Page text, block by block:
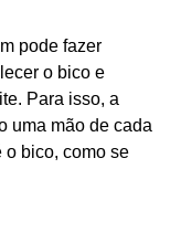
pode fazer
o bico e
Para isso, a
uma mão de cada
o bico, como se